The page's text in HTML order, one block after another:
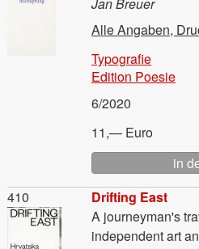
Alle Angaben,
Typografie
Edition Poesie
6/2020
11,— Euro
Drifting East
A journeyman's
independent art
Material
410